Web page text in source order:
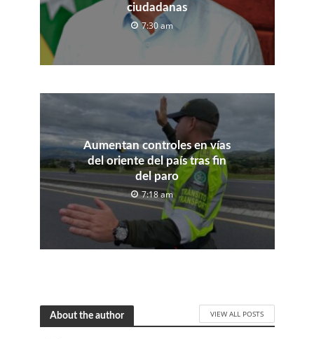
ciudadanas
7:30 am
Aumentan controles en vías
del oriente del país tras fin
del paro
7:18 am
About the author VIEW ALL POSTS